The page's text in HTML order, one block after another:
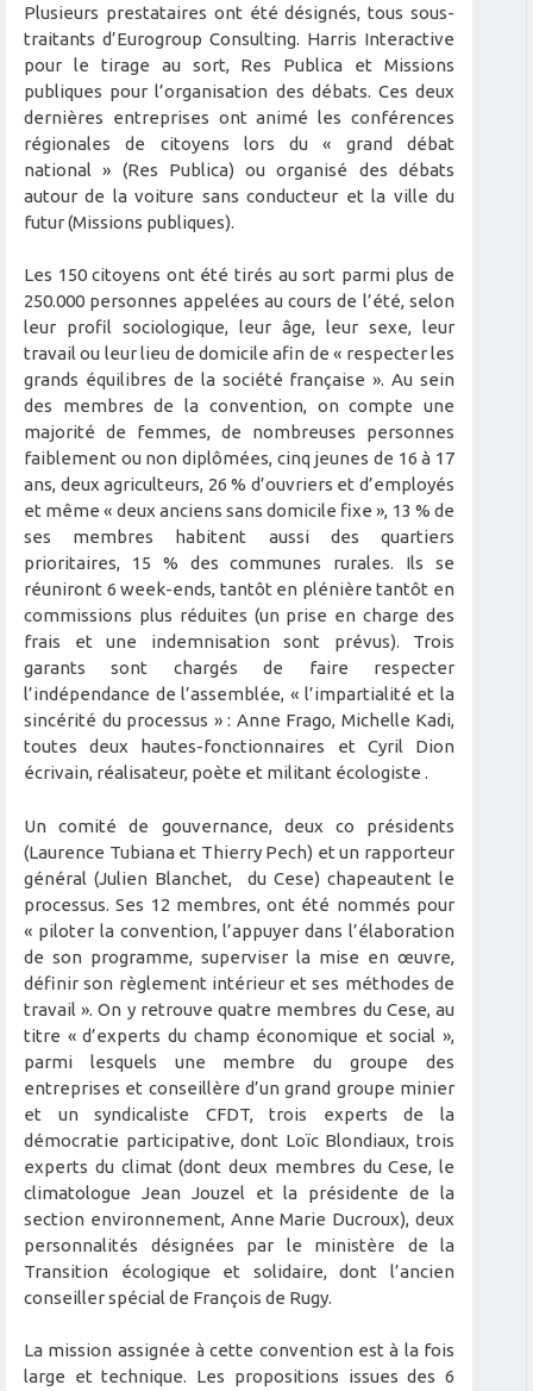
Plusieurs prestataires ont été désignés, tous sous-
traitants d’Eurogroup Consulting. Harris Interactive
pour le tirage au sort, Res Publica et Missions
publiques pour l’organisation des débats. Ces deux
dernières entreprises ont animé les conférences
régionales de citoyens lors du « grand débat
national » (Res Publica) ou organisé des débats
autour de la voiture sans conducteur et la ville du
futur (Missions publiques).
Les 150 citoyens ont été tirés au sort parmi plus de
250.000 personnes appelées au cours de l’été, selon
leur profil sociologique, leur âge, leur sexe, leur
travail ou leur lieu de domicile afin de « respecter les
grands équilibres de la société française ». Au sein
des membres de la convention, on compte une
majorité de femmes, de nombreuses personnes
faiblement ou non diplômées, cinq jeunes de 16 à 17
ans, deux agriculteurs, 26 % d’ouvriers et d’employés
et même « deux anciens sans domicile fixe », 13 % de
ses membres habitent aussi des quartiers
prioritaires, 15 % des communes rurales. Ils se
réuniront 6 week-ends, tantôt en plénière tantôt en
commissions plus réduites (un prise en charge des
frais et une indemnisation sont prévus). Trois
garants sont chargés de faire respecter
l’indépendance de l’assemblée, « l’impartialité et la
sincérité du processus » : Anne Frago, Michelle Kadi,
toutes deux hautes-fonctionnaires et Cyril Dion
écrivain, réalisateur, poète et militant écologiste .
Un comité de gouvernance, deux co présidents
(Laurence Tubiana et Thierry Pech) et un rapporteur
général (Julien Blanchet, du Cese) chapeautent le
processus. Ses 12 membres, ont été nommés pour
« piloter la convention, l’appuyer dans l’élaboration
de son programme, superviser la mise en œuvre,
définir son règlement intérieur et ses méthodes de
travail ». On y retrouve quatre membres du Cese, au
titre « d’experts du champ économique et social »,
parmi lesquels une membre du groupe des
entreprises et conseillère d’un grand groupe minier
et un syndicaliste CFDT, trois experts de la
démocratie participative, dont Loïc Blondiaux, trois
experts du climat (dont deux membres du Cese, le
climatologue Jean Jouzel et la présidente de la
section environnement, Anne Marie Ducroux), deux
personnalités désignées par le ministère de la
Transition écologique et solidaire, dont l’ancien
conseiller spécial de François de Rugy.
La mission assignée à cette convention est à la fois
large et technique. Les propositions issues des 6